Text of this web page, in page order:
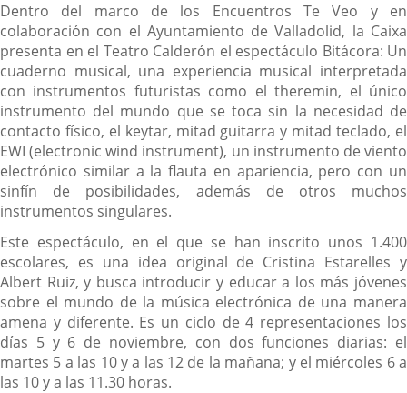
Dentro del marco de los Encuentros Te Veo y en
colaboración con el Ayuntamiento de Valladolid, la Caixa
presenta en el Teatro Calderón el espectáculo Bitácora: Un
cuaderno musical, una experiencia musical interpretada
con instrumentos futuristas como el theremin, el único
instrumento del mundo que se toca sin la necesidad de
contacto físico, el keytar, mitad guitarra y mitad teclado, el
EWI (electronic wind instrument), un instrumento de viento
electrónico similar a la flauta en apariencia, pero con un
sinfín de posibilidades, además de otros muchos
instrumentos singulares.
Este espectáculo, en el que se han inscrito unos 1.400
escolares, es una idea original de Cristina Estarelles y
Albert Ruiz, y busca introducir y educar a los más jóvenes
sobre el mundo de la música electrónica de una manera
amena y diferente. Es un ciclo de 4 representaciones los
días 5 y 6 de noviembre, con dos funciones diarias: el
martes 5 a las 10 y a las 12 de la mañana; y el miércoles 6 a
las 10 y a las 11.30 horas.